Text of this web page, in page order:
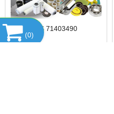
SEAL KITS 71403490
(0)